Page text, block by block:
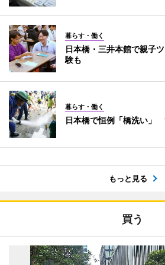
暮らす・働く
日本橋・三井本館で親子
験も
暮らす・働く
日本橋で恒例「橋洗い」
もっと見る
買う